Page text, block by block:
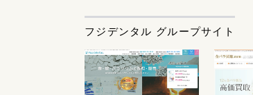
フジデンタル グループサイト